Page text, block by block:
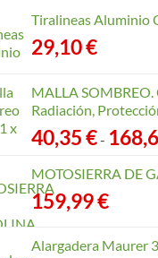
Tiralineas Aluminio
29,10€
MALLA SOMBREO.
Radiación,
40,35€-
MOTOSIERRA DE
159,99€
Alargadera Maurer